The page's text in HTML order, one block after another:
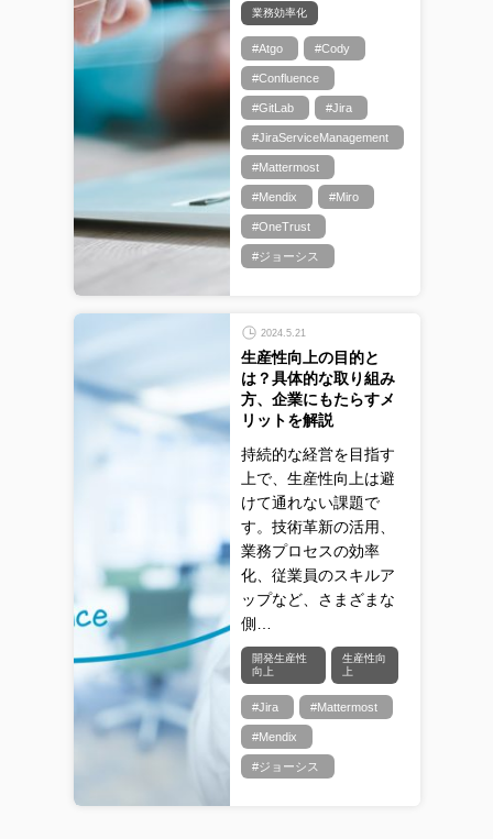
業務効率化
#Atgo #Cody
#Confluence
#GitLab #Jira
#JiraServiceManagement
#Mattermost
#Mendix #Miro
#OneTrust
#ジョーシス
2024.5.21
生産性向上の目的と
は？具体的な取り組み
方、企業にもたらすメ
リットを解説
持続的な経営を目指す
上で、生産性向上は避
けて通れない課題で
す。技術革新の活用、
業務プロセスの効率
化、従業員のスキルア
ップなど、さまざまな
側…
開発生産性
向上
生産性向
上
#Jira #Mattermost
#Mendix
#ジョーシス